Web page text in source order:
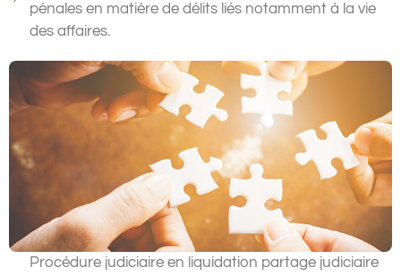
pénales en matière de délits liés notamment à la vie
des affaires.
Procédure judiciaire en liquidation partage judiciaire